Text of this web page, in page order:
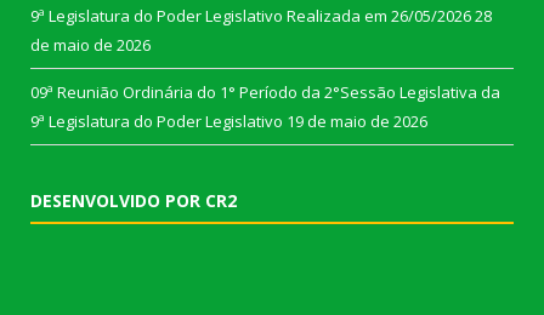
9ª Legislatura do Poder Legislativo Realizada em 26/05/202628
de maio de 2026
09ª Reunião Ordinária do 1° Período da 2°Sessão Legislativa da
9ª Legislatura do Poder Legislativo 19 de maio de 2026
DESENVOLVIDO POR CR2